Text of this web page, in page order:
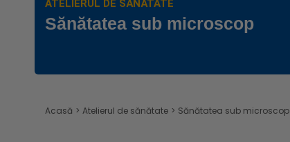
ATELIERUL DE SĂNĂTATE
Sănătatea sub microscop
Acasă > Atelierul de sănătate > Sănătatea sub microscop